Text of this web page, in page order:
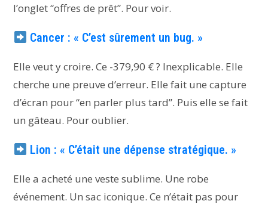
l’onglet “offres de prêt”. Pour voir.
Cancer : « C’est sûrement un bug. »
Elle veut y croire. Ce -379,90 € ? Inexplicable. Elle
cherche une preuve d’erreur. Elle fait une capture
d’écran pour “en parler plus tard”. Puis elle se fait
un gâteau. Pour oublier.
Lion : « C’était une dépense stratégique. »
Elle a acheté une veste sublime. Une robe
événement. Un sac iconique. Ce n’était pas pour